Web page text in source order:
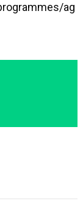
ag